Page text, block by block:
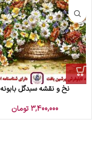
نخ و نقشه سبدگل بابونه
3,400,000تومان